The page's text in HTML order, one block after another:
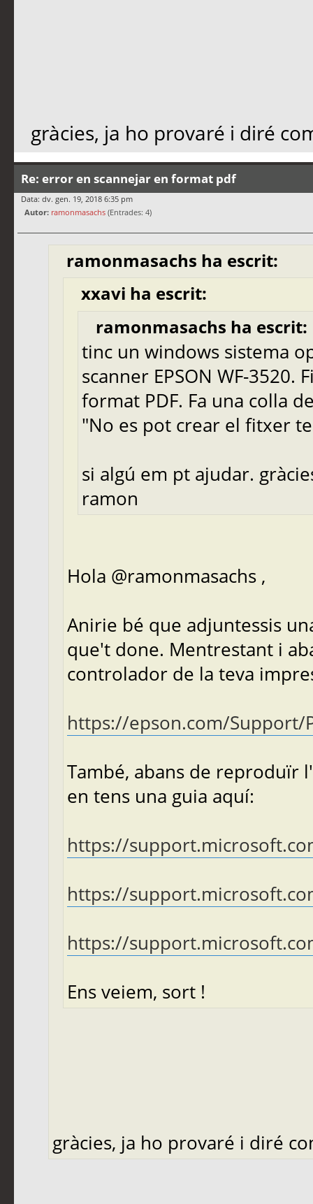
gràcies, ja ho provaré i diré
Re: error en scannejar en format pdf
Data: dv. gen. 19, 2018 6:35 pm
Autor: ramonmasachs (Entrades: 4)
ramonmasachs ha escrit:
xxavi ha escrit:
ramonmasachs ha escrit:
tinc un windows sistema
scanner EPSON WF-3520.
format PDF. Fa una colla
"No es pot crear el fitxer
si algú em pt ajudar.
ramon
Hola @ramonmasachs ,
Anirie bé que adjuntessis
que't done. Mentrestant i
controlador de la teva
https://epson.com/Support/
També, abans de reproduïr
en tens una guia aquí:
https://
https://
https://
Ens veiem, sort !
gràcies, ja ho provaré i diré